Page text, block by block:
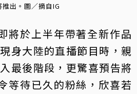
出。圖／摘自IG
將於上半年帶著全新作品
身大陸的直播節目時，親
最後階段，更驚喜預告將
等待已久的粉絲，欣喜若